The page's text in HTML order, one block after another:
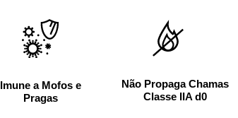
Imune a Mofos e
Pragas
Não Propaga Chamas
Classe IIA d0